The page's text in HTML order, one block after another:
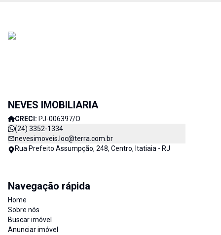
NEVES IMOBILIARIA
CRECI: PJ-006397/O
(24) 3352-1334
nevesimoveis.loc@terra.com.br
Rua Prefeito Assumpção, 248, Centro, Itatiaia - RJ
Navegação rápida
Home
Sobre nós
Buscar imóvel
Anunciar imóvel